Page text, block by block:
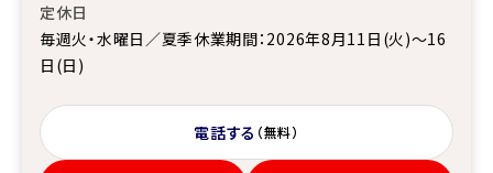
定休日
毎週火・水曜日／夏季休業期間：2026年8月11日(火)～16
日(日)
電話する （無料）